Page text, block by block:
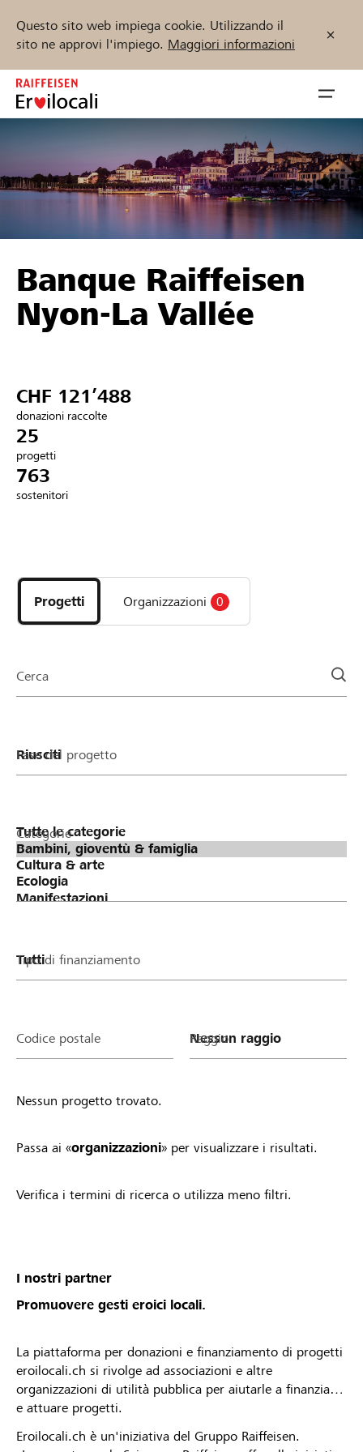
Questo sito web impiega cookie. Utilizzando il
sito ne approvi l'impiego. Maggiori informazioni
Zum
Inhalt
springen
öffnen
Sostenere
Aiuto & supporto
Collegarsi
Trova progetti e organizzazioni
Inizia ora
DE FR IT
Banque Raiffeisen
Nyon-La Vallée
CHF 121’488
donazioni raccolte
25
progetti
763
sostenitori
i
progetti
e
della
Progetti Organizzazioni 0
Cerca
Fase del progetto
Categorie
Tipo di finanziamento
Codice postale Raggio
Nessun progetto trovato.
Passa ai «organizzazioni» per visualizzare i risultati.
Verifica i termini di ricerca o utilizza meno filtri.
I nostri partner
Promuovere gesti eroici locali.
La piattaforma per donazioni e finanziamento di progetti
eroilocali.ch si rivolge ad associazioni e altre
organizzazioni di utilità pubblica per aiutarle a finanziare
e attuare progetti.
Eroilocali.ch è un'iniziativa del Gruppo Raiffeisen.